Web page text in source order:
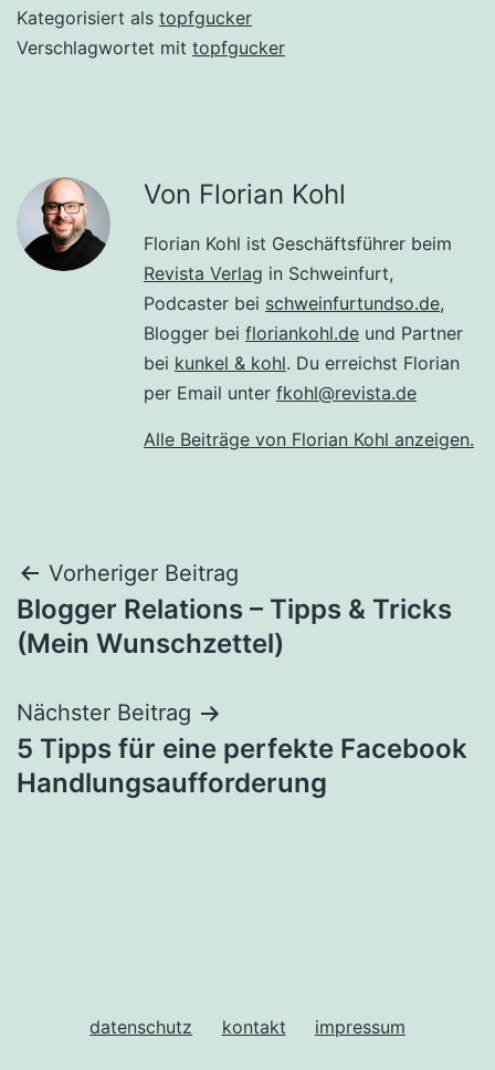
Kategorisiert als topfgucker
Verschlagwortet mit topfgucker
Von Florian Kohl
Florian Kohl ist Geschäftsführer beim
Revista Verlag in Schweinfurt,
Podcaster bei schweinfurtundso.de,
Blogger bei floriankohl.de und Partner
bei kunkel & kohl. Du erreichst Florian
per Email unter fkohl@revista.de
Alle Beiträge von Florian Kohl anzeigen.
Beitragsnavigation
Vorheriger Beitrag
Blogger Relations – Tipps & Tricks
(Mein Wunschzettel)
Nächster Beitrag
5 Tipps für eine perfekte Facebook
Handlungsaufforderung
datenschutz kontakt impressum